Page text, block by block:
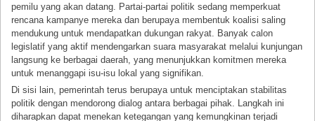
pemilu yang akan datang. Partai-partai politik sedang memperkuat
rencana kampanye mereka dan berupaya membentuk koalisi saling
mendukung untuk mendapatkan dukungan rakyat. Banyak calon
legislatif yang aktif mendengarkan suara masyarakat melalui kunjungan
langsung ke berbagai daerah, yang menunjukkan komitmen mereka
untuk menanggapi isu-isu lokal yang signifikan.
Di sisi lain, pemerintah terus berupaya untuk menciptakan stabilitas
politik dengan mendorong dialog antara berbagai pihak. Langkah ini
diharapkan dapat menekan ketegangan yang kemungkinan terjadi